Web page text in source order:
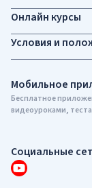
Мобильное
Бесплатное
видеоуроками,
Социальные
Онлайн курсы
Условия и